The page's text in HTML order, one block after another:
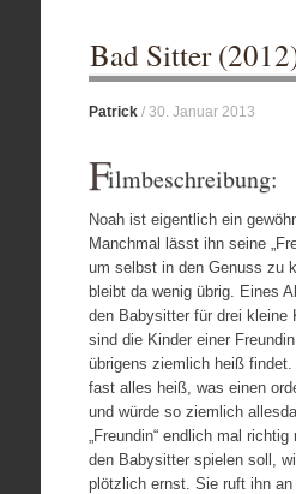
Bad Sitter
Patrick/ 30. Januar 2013
Filmbeschreibung:
Noah ist eigentlich ein
Manchmal lässt ihn seine
um selbst in den Genuss zu
bleibt da wenig übrig. Eines
den Babysitter für drei kleine
sind die Kinder einer
übrigens ziemlich heiß
fast alles heiß, was einen
und würde so ziemlich
„Freundin“ endlich mal
den Babysitter spielen soll,
plötzlich ernst. Sie ruft ihn